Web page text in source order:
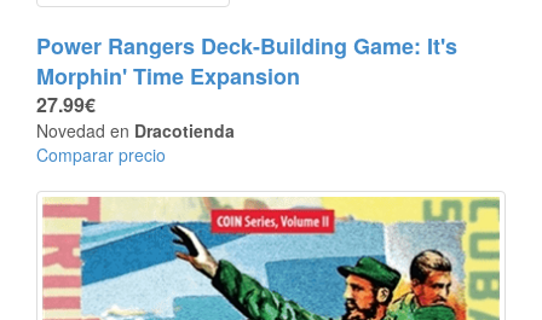
Power Rangers Deck-Building Game: It's
Morphin' Time Expansion
27.99€
Novedad en Dracotienda
Comparar precio